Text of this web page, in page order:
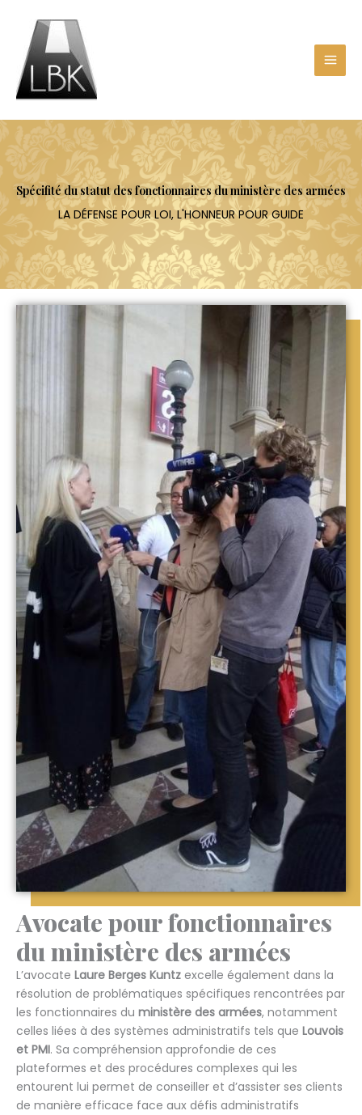
contenu
Spécifité du statut des fonctionnaires du ministère des armées
LA DÉFENSE POUR LOI, L'HONNEUR POUR GUIDE
Avocate pour fonctionnaires
du ministère des armées
L’avocate Laure Berges Kuntz excelle également dans la
résolution de problématiques spécifiques rencontrées par
les fonctionnaires du ministère des armées, notamment
celles liées à des systèmes administratifs tels que Louvois
et PMI. Sa compréhension approfondie de ces
plateformes et des procédures complexes qui les
entourent lui permet de conseiller et d’assister ses clients
de manière efficace face aux défis administratifs